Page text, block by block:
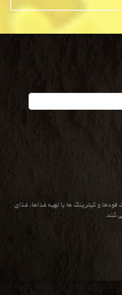
و كیترینگ ها یا تهیه غذاها، غذای
كند.